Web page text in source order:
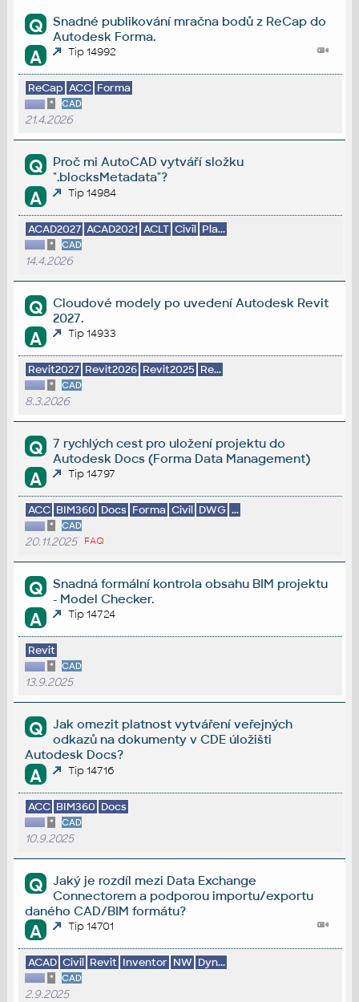
Q
Snadné publikování mračna bodů z ReCap do
Autodesk Forma.
A Tip 14992
ReCap ACC Forma
* CAD
21.4.2026
Q
Proč mi AutoCAD vytváří složku
".blocksMetadata"?
A Tip 14984
ACAD2027 ACAD2021 ACLT Civil Pla...
* CAD
14.4.2026
Q
Cloudové modely po uvedení Autodesk Revit
2027.
A Tip 14933
Revit2027 Revit2026 Revit2025 Re...
* CAD
8.3.2026
Q
7 rychlých cest pro uložení projektu do
Autodesk Docs (Forma Data Management)
A Tip 14797
ACC BIM360 Docs Forma Civil DWG ...
* CAD
20.11.2025 FAQ
Q
Snadná formální kontrola obsahu BIM projektu
- Model Checker.
A Tip 14724
Revit
* CAD
13.9.2025
Q
Jak omezit platnost vytváření veřejných
odkazů na dokumenty v CDE úložišti
Autodesk Docs?
A Tip 14716
ACC BIM360 Docs
* CAD
10.9.2025
Q
Jaký je rozdíl mezi Data Exchange
Connectorem a podporou importu/exportu
daného CAD/BIM formátu?
A Tip 14701
ACAD Civil Revit Inventor NW Dyn...
* CAD
2.9.2025